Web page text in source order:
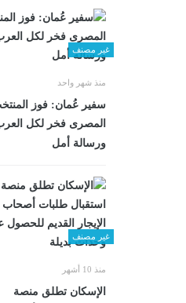
غير مصنف
منذ شهر واحد
سفير عُمان: فوز
المصرى فخر لكل
ورسالة أمل
غير مصنف
منذ 10 أشهر
الإسكان تطلق منصة